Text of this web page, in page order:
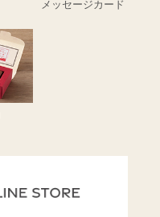
メッセージカード